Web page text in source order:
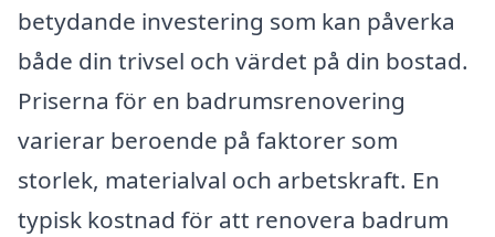
betydande investering som kan påverka
både din trivsel och värdet på din bostad.
Priserna för en badrumsrenovering
varierar beroende på faktorer som
storlek, materialval och arbetskraft. En
typisk kostnad för att renovera badrum